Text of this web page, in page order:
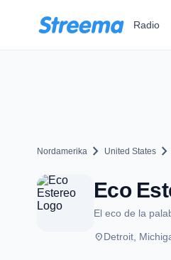
Radio
Nordamerika chevron_right United States chevron_right
Eco
El eco de la
placeDetroit,